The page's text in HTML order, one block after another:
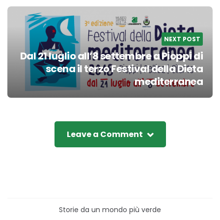
NEXT POST
Dal 21 luglio all’8 settembre a Pioppi di
scena il terzo Festival della Dieta
mediterranea
Leave a Comment
Storie da un mondo più verde